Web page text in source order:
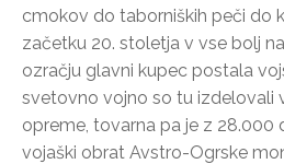
cmokov do taborniških peči do
začetku 20. stoletja v vse bolj
ozračju glavni kupec postala
svetovno vojno so tu izdelovali
opreme, tovarna pa je z 28.000
vojaški obrat Avstro-Ogrske